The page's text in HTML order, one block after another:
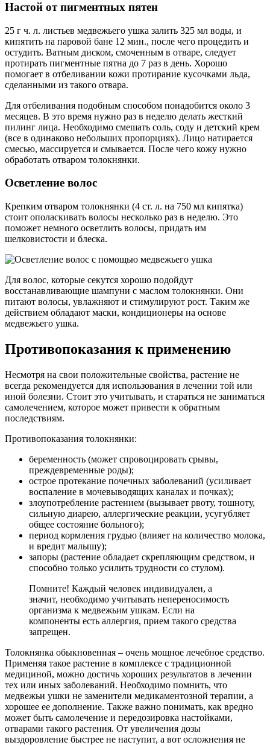
Настой от пигментных пятен
25 г ч. л. листьев медвежьего ушка залить 325 мл воды, и
кипятить на паровой бане 12 мин., после чего процедить и
остудить. Ватным диском, смоченным в отваре, следует
протирать пигментные пятна до 7 раз в день. Хорошо
помогает в отбеливании кожи протирание кусочками льда,
сделанными из такого отвара.
Для отбеливания подобным способом понадобится около 3
месяцев. В это время нужно раз в неделю делать жесткий
пилинг лица. Необходимо смешать соль, соду и детский крем
(все в одинаково небольших пропорциях). Лицо натирается
смесью, массируется и смывается. После чего кожу нужно
обработать отваром толокнянки.
Осветление волос
Крепким отваром толокнянки (4 ст. л. на 750 мл кипятка)
стоит ополаскивать волосы несколько раз в неделю. Это
поможет немного осветлить волосы, придать им
шелковистости и блеска.
Для волос, которые секутся хорошо подойдут
восстанавливающие шампуни с маслом толокнянки. Они
питают волосы, увлажняют и стимулируют рост. Таким же
действием обладают маски, кондиционеры на основе
медвежьего ушка.
Противопоказания к применению
Несмотря на свои положительные свойства, растение не
всегда рекомендуется для использования в лечении той или
иной болезни. Стоит это учитывать, и стараться не заниматься
самолечением, которое может привести к обратным
последствиям.
Противопоказания толокнянки:
беременность (может спровоцировать срывы,
преждевременные роды);
острое протекание почечных заболеваний (усиливает
воспаление в мочевыводящих каналах и почках);
злоупотребление растением (вызывает рвоту, тошноту,
сильную диарею, аллергические реакции, усугубляет
общее состояние больного);
период кормления грудью (влияет на количество молока,
и вредит малышу);
запоры (растение обладает скрепляющим средством, и
способно только усилить трудности со стулом).
Помните! Каждый человек индивидуален, а
значит, необходимо учитывать непереносимость
организма к медвежьим ушкам. Если на
компоненты есть аллергия, прием такого средства
запрещен.
Толокнянка обыкновенная – очень мощное лечебное средство.
Применяя такое растение в комплексе с традиционной
медициной, можно достичь хороших результатов в лечении
тех или иных заболеваний. Необходимо помнить, что
медвежьи ушки не заменители медикаментозной терапии, а
хорошее ее дополнение. Также важно понимать, как вредно
может быть самолечение и передозировка настойками,
отварами такого растения. От увеличения дозы
выздоровление быстрее не наступит, а вот осложнения не